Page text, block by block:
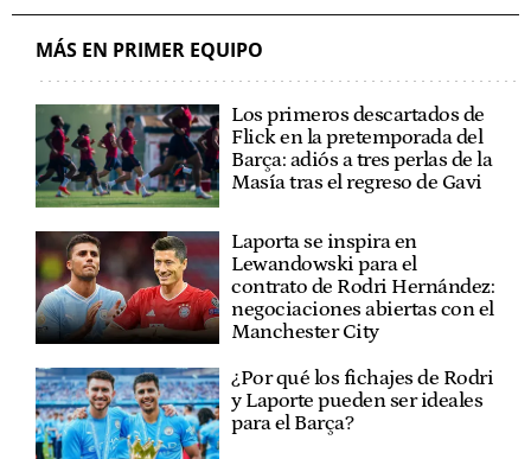
MÁS EN PRIMER EQUIPO
Los primeros descartados de
Flick en la pretemporada del
Barça: adiós a tres perlas de la
Masía tras el regreso de Gavi
Laporta se inspira en
Lewandowski para el
contrato de Rodri Hernández:
negociaciones abiertas con el
Manchester City
¿Por qué los fichajes de Rodri
y Laporte pueden ser ideales
para el Barça?